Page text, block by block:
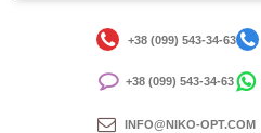
+38 (099) 543-34-63
+38 (099) 543-34-63
INFO@NIKO-OPT.COM